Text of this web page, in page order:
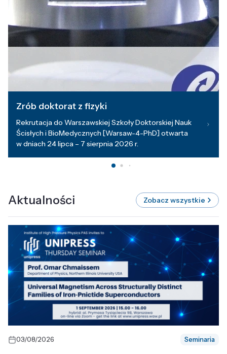
Zrób doktorat z fizyki
Rekrutacja do Warszawskiej Szkoły Doktorskiej Nauk
Ścisłych i BioMedycznych [Warsaw-4-PhD] otwarta
w dniach 24 lipca – 7 sierpnia 2026 r.
Aktualności Zobacz wszystkie
03/08/2026 Seminaria